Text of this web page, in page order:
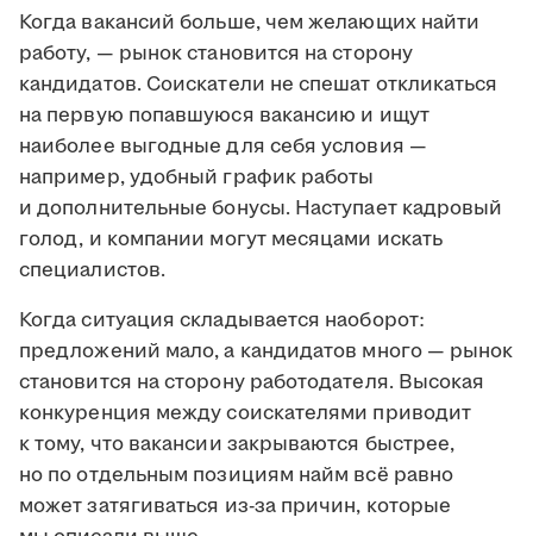
Когда вакансий больше, чем желающих найти
работу, — рынок становится на сторону
кандидатов. Соискатели не спешат откликаться
на первую попавшуюся вакансию и ищут
наиболее выгодные для себя условия —
например, удобный график работы
и дополнительные бонусы. Наступает кадровый
голод, и компании могут месяцами искать
специалистов.
Когда ситуация складывается наоборот:
предложений мало, а кандидатов много — рынок
становится на сторону работодателя. Высокая
конкуренция между соискателями приводит
к тому, что вакансии закрываются быстрее,
но по отдельным позициям найм всё равно
может затягиваться из-за причин, которые